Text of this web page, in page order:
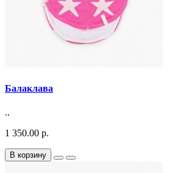
Балаклава
..
1 350.00 р.
В корзину